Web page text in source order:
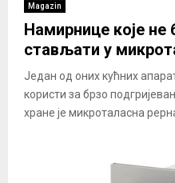
Magazin
Намирнице које не
стављати у
Један од оних кућних
користи за брзо
хране је микроталасна рерна.